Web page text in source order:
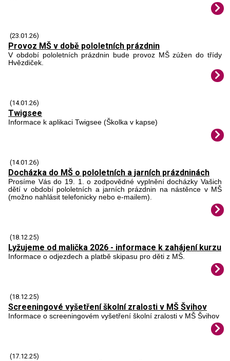
(23.01.26)
Provoz MŠ v době pololetních prázdnin
V období pololetních prázdnin bude provoz MŠ zúžen do třídy
Hvězdiček.
(14.01.26)
Twigsee
Informace k aplikaci Twigsee (Školka v kapse)
(14.01.26)
Docházka do MŠ o pololetních a jarních prázdninách
Prosíme Vás do 19. 1. o zodpovědné vyplnění docházky Vašich
dětí v období pololetních a jarních prázdnin na nástěnce v MŠ
(možno nahlásit telefonicky nebo e-mailem).
(18.12.25)
Lyžujeme od malička 2026 - informace k zahájení kurzu
Informace o odjezdech a platbě skipasu pro děti z MŠ.
(18.12.25)
Screeningové vyšetření školní zralosti v MŠ Švihov
Informace o screeningovém vyšetření školní zralosti v MŠ Švihov
(17.12.25)